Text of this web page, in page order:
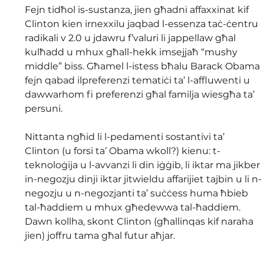
Fejn tidħol is-sustanza, jien għadni affaxxinat kif
Clinton kien irnexxilu jaqbad l-essenza taċ-ċentru
radikali v 2.0 u jdawru f’valuri li jappellaw għal
kulħadd u mhux għall-hekk imsejjaħ “mushy
middle” biss. Għamel l-istess bħalu Barack Obama
fejn qabad ilpreferenzi tematiċi ta’ l-affluwenti u
dawwarhom fi preferenzi għal familja wiesgħa ta’
persuni.
Nittanta ngħid li l-pedamenti sostantivi ta’
Clinton (u forsi ta’ Obama wkoll?) kienu: t-
teknoloġija u l-avvanzi li din iġġib, li iktar ma jikber
in-negozju dinji iktar jitwieldu affarijiet tajbin u li n-
negozju u n-negozjanti ta’ suċċess huma ħbieb
tal-ħaddiem u mhux għedewwa tal-ħaddiem.
Dawn kollha, skont Clinton (għallinqas kif naraha
jien) joffru tama għal futur aħjar.